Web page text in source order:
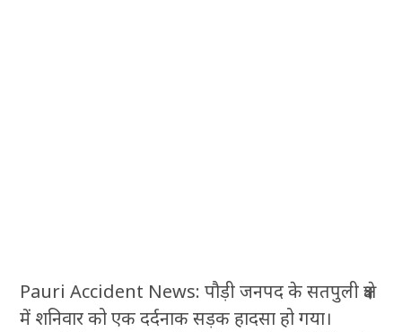
Pauri Accident News: पौड़ी जनपद के सतपुली क्षेत्र
में शनिवार को एक दर्दनाक सड़क हादसा हो गया।